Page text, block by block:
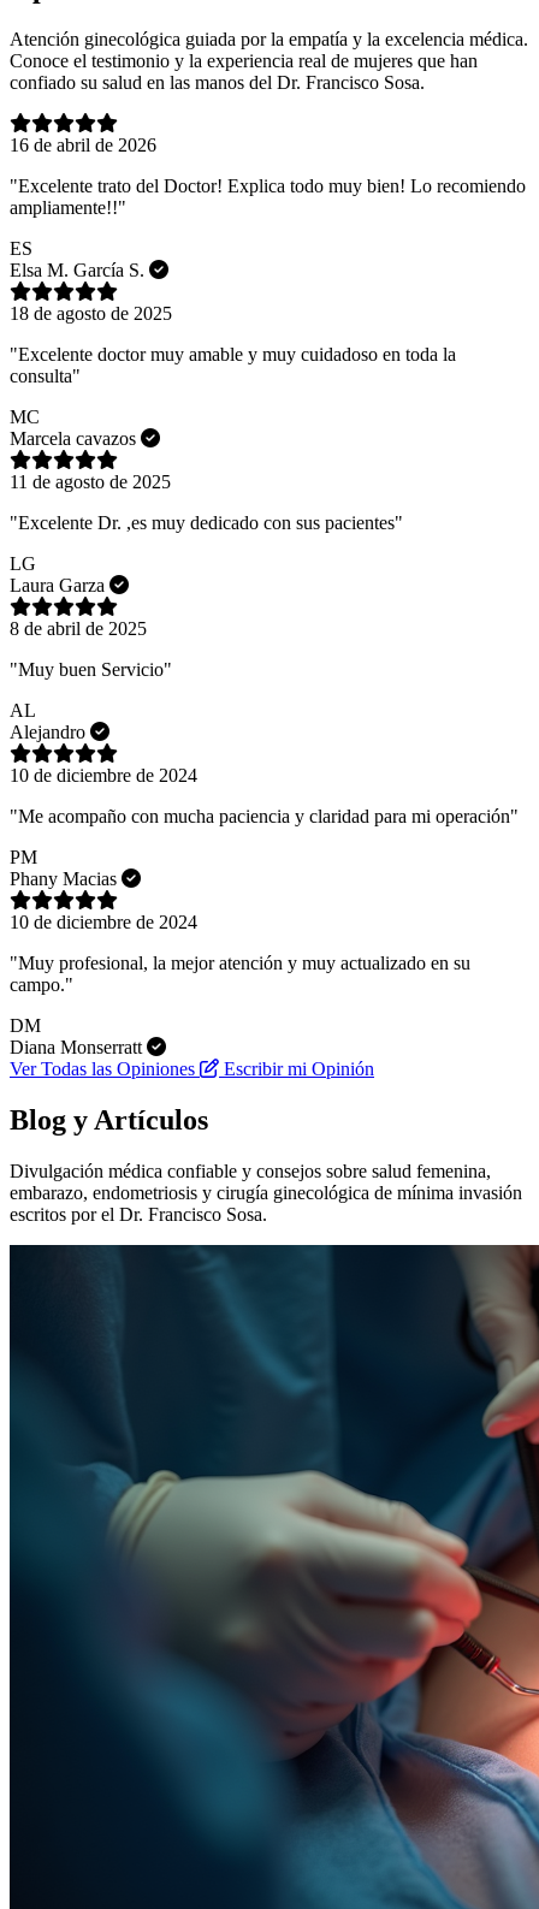
Atención ginecológica guiada por la empatía y la excelencia médica.
Conoce el testimonio y la experiencia real de mujeres que han
confiado su salud en las manos del Dr. Francisco Sosa.
16 de abril de 2026
"Excelente trato del Doctor! Explica todo muy bien! Lo recomiendo
ampliamente!!"
ES
Elsa M. García S.
18 de agosto de 2025
"Excelente doctor muy amable y muy cuidadoso en toda la
consulta"
MC
Marcela cavazos
11 de agosto de 2025
"Excelente Dr. ,es muy dedicado con sus pacientes"
LG
Laura Garza
8 de abril de 2025
"Muy buen Servicio"
AL
Alejandro
10 de diciembre de 2024
"Me acompaño con mucha paciencia y claridad para mi operación"
PM
Phany Macias
10 de diciembre de 2024
"Muy profesional, la mejor atención y muy actualizado en su
campo."
DM
Diana Monserratt
Ver Todas las Opiniones
Escribir mi Opinión
Blog y Artículos
Divulgación médica confiable y consejos sobre salud femenina,
embarazo, endometriosis y cirugía ginecológica de mínima invasión
escritos por el Dr. Francisco Sosa.